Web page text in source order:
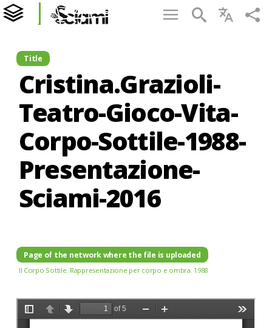
Title
Cristina.Grazioli-
Teatro-Gioco-Vita-
Corpo-Sottile-1988-
Presentazione-
Sciami-2016
Page of the network where the file is uploaded
Il Corpo Sottile. Rappresentazione per corpo e ombra. 1988